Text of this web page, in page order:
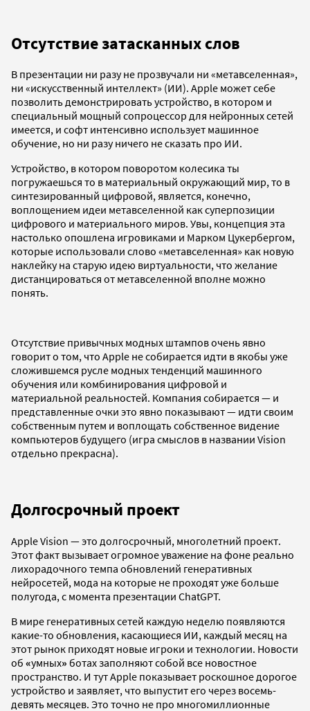
Отсутствие затасканных слов
В презентации ни разу не прозвучали ни «метавселенная»,
ни «искусственный интеллект» (ИИ). Apple может себе
позволить демонстрировать устройство, в котором и
специальный мощный сопроцессор для нейронных сетей
имеется, и софт интенсивно использует машинное
обучение, но ни разу ничего не сказать про ИИ.
Устройство, в котором поворотом колесика ты
погружаешься то в материальный окружающий мир, то в
синтезированный цифровой, является, конечно,
воплощением идеи метавселенной как суперпозиции
цифрового и материального миров. Увы, концепция эта
настолько опошлена игровиками и Марком Цукербергом,
которые использовали слово «метавселенная» как новую
наклейку на старую идею виртуальности, что желание
дистанцироваться от метавселенной вполне можно
понять.
Отсутствие привычных модных штампов очень явно
говорит о том, что Apple не собирается идти в якобы уже
сложившемся русле модных тенденций машинного
обучения или комбинирования цифровой и
материальной реальностей. Компания собирается — и
представленные очки это явно показывают — идти своим
собственным путем и воплощать собственное видение
компьютеров будущего (игра смыслов в названии Vision
отдельно прекрасна).
Долгосрочный проект
Apple Vision — это долгосрочный, многолетний проект.
Этот факт вызывает огромное уважение на фоне реально
лихорадочного темпа обновлений генеративных
нейросетей, мода на которые не проходят уже больше
полугода, с момента презентации ChatGPT.
В мире генеративных сетей каждую неделю появляются
какие-то обновления, касающиеся ИИ, каждый месяц на
этот рынок приходят новые игроки и технологии. Новости
об «умных» ботах заполняют собой все новостное
пространство. И тут Apple показывает роскошное дорогое
устройство и заявляет, что выпустит его через восемь-
девять месяцев. Это точно не про многомиллионные